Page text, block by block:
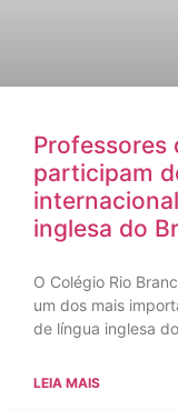
Professores
participam
inglesa do
O Colégio Rio
um dos mais
de língua inglesa
LEIA MAIS